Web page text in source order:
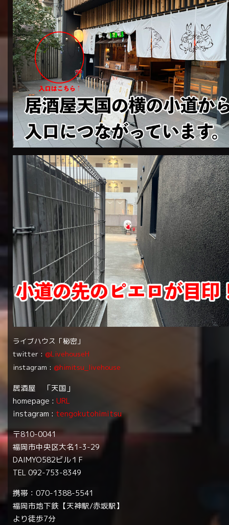
ライブハウス「秘密」
twitter : @LivehouseH
instagram : @himitsu_livehouse
居酒屋 「天国」
homepage : URL
instagram : tengokutohimitsu
〒810-0041
福岡市中央区大名1-3-29
DAIMYO582ビル１F
TEL 092-753-8349
携帯：070-1388-5541
福岡市地下鉄【天神駅/赤坂駅】
より徒歩7分